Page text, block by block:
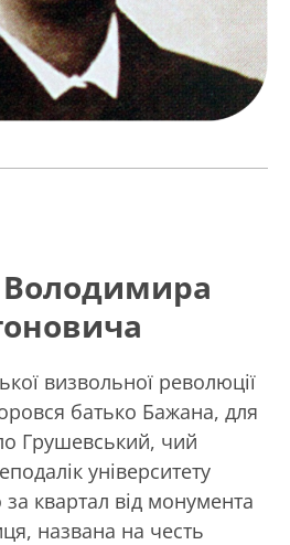
визвольної революції
батько Бажана, для
Грушевський, чий
університету
квартал від монумента
названа на честь